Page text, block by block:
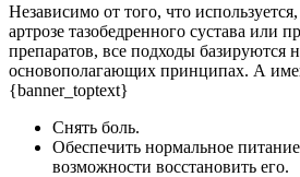
Независимо от того, что
артрозе тазобедренного сустава или
препаратов, все подходы базируются
основополагающих принципах. А
{banner_toptext}
Снять боль.
Обеспечить нормальное
возможности восстановить его.